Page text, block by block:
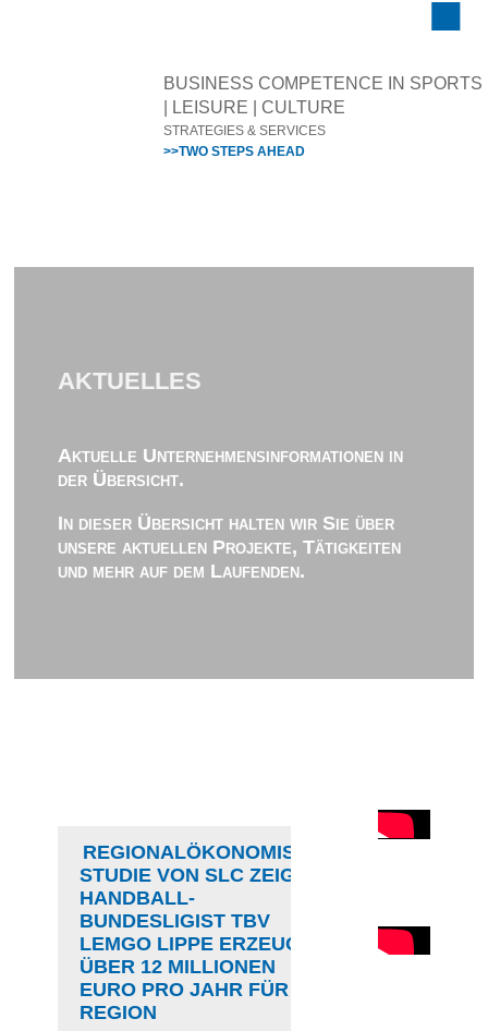
BUSINESS COMPETENCE IN SPORTS
| LEISURE | CULTURE
STRATEGIES & SERVICES
>>TWO STEPS AHEAD
AKTUELLES
Aktuelle Unternehmensinformationen in
der Übersicht.
In dieser Übersicht halten wir Sie über
unsere aktuellen Projekte, Tätigkeiten
und mehr auf dem Laufenden.
REGIONALÖKONOMISCHE
STUDIE VON SLC ZEIGT:
HANDBALL-
BUNDESLIGIST TBV
LEMGO LIPPE ERZEUGT
ÜBER 12 MILLIONEN
EURO PRO JAHR FÜR DIE
REGION